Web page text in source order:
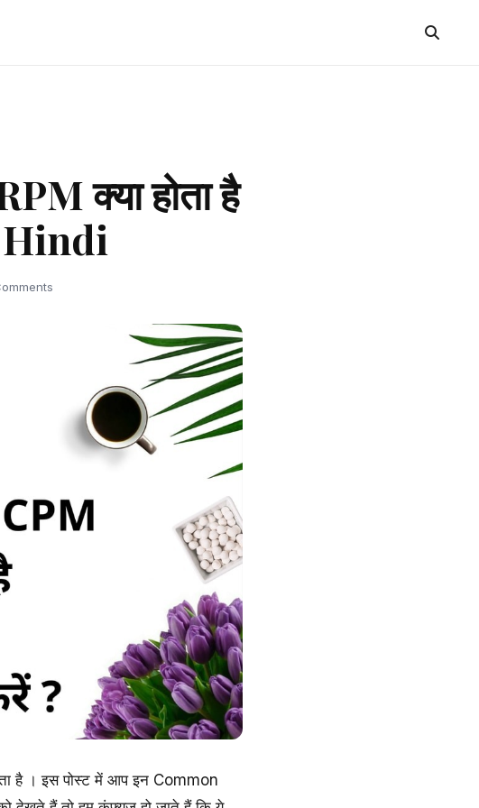
क्या होता है
Hindi
है । इस पोस्ट में आप इन Common